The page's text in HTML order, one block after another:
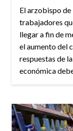
El arzobispo de
trabajadores
llegar a fin de
el aumento del
respuestas de
económica